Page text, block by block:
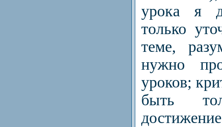
урока я
только
теме,
нужно
уроков;
быть